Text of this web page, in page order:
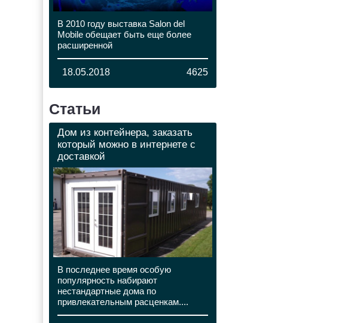
В 2010 году выставка Salon del
Mobile обещает быть еще более
расширенной
18.05.2018 4625
Статьи
Дом из контейнера, заказать
который можно в интернете с
доставкой
В последнее время особую
популярность набирают
нестандартные дома по
привлекательным расценкам....